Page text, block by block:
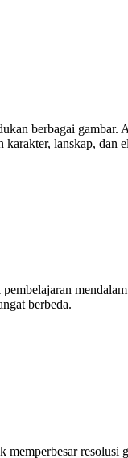
berbagai
lanskap, dan
berbeda.
resolusi